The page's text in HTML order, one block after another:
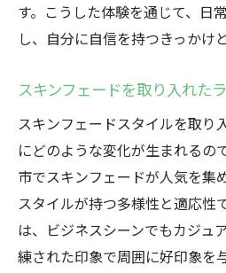
す。こうした体験を通じて、日
し、自分に自信を持つきっかけ
スキンフェードを取り入れた
スキンフェードスタイルを取り
にどのような変化が生まれるの
市でスキンフェードが人気を集
スタイルが持つ多様性と適応性
は、ビジネスシーンでもカジュ
練された印象で周囲に好印象を